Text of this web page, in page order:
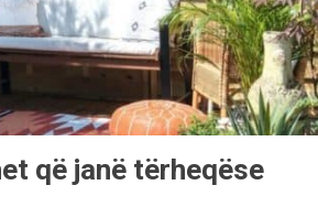
që janë tërheqëse